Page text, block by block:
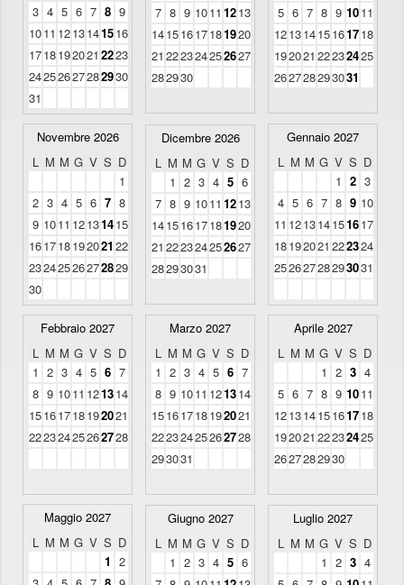
3 4 5 6 7 8 9
1011 1213141516
1718192021 2223
24252627282930
31
7 8 9 1011 1213
14151617181920
21 222324252627
282930
5 6 7 8 9 1011
12131415161718
192021 22232425
262728293031
Novembre 2026
L M M G V S D
1
2 3 4 5 6 7 8
9 1011 12131415
161718192021 22
23242526272829
30
Dicembre 2026
L M M G V S D
1 2 3 4 5 6
7 8 9 1011 1213
14151617181920
21 222324252627
28293031
Gennaio 2027
L M M G V S D
1 2 3
4 5 6 7 8 9 10
11 121314151617
18192021 222324
25262728293031
Febbraio 2027
L M M G V S D
1 2 3 4 5 6 7
8 9 1011 121314
15161718192021
22232425262728
Marzo 2027
L M M G V S D
1 2 3 4 5 6 7
8 9 1011 121314
15161718192021
22232425262728
293031
Aprile 2027
L M M G V S D
1 2 3 4
5 6 7 8 9 1011
12131415161718
192021 22232425
2627282930
Maggio 2027
L M M G V S D
1 2
Giugno 2027
L M M G V S D
1 2 3 4 5 6
Luglio 2027
L M M G V S D
1 2 3 4